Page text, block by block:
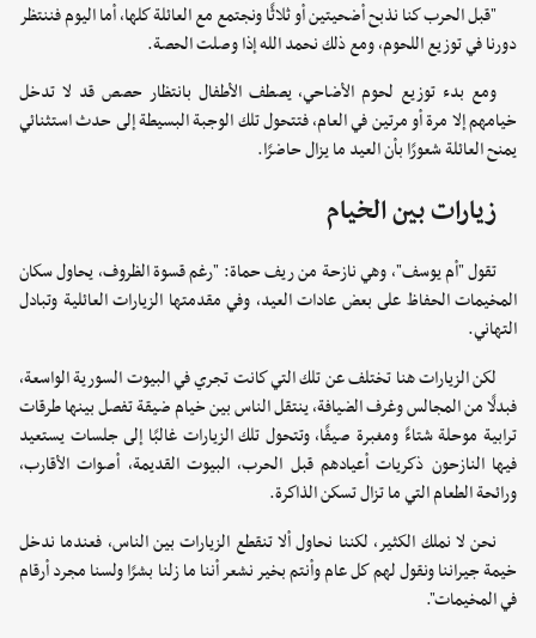
"قبل الحرب كنا نذبح أضحيتين أو ثلاثًا ونجتمع مع العائلة كلها، أما اليوم فننتظر
دورنا في توزيع اللحوم، ومع ذلك نحمد الله إذا وصلت الحصة.
ومع بدء توزيع لحوم الأضاحي، يصطف الأطفال بانتظار حصص قد لا تدخل
خيامهم إلا مرة أو مرتين في العام، فتتحول تلك الوجبة البسيطة إلى حدث استثنائي
يمنح العائلة شعورًا بأن العيد ما يزال حاضرًا.
زيارات بين الخيام
تقول "أم يوسف"، وهي نازحة من ريف حماة: "رغم قسوة الظروف، يحاول سكان
المخيمات الحفاظ على بعض عادات العيد، وفي مقدمتها الزيارات العائلية وتبادل
التهاني.
لكن الزيارات هنا تختلف عن تلك التي كانت تجري في البيوت السورية الواسعة،
فبدلًا من المجالس وغرف الضيافة، ينتقل الناس بين خيام ضيقة تفصل بينها طرقات
ترابية موحلة شتاءً ومغبرة صيفًا، وتتحول تلك الزيارات غالبًا إلى جلسات يستعيد
فيها النازحون ذكريات أعيادهم قبل الحرب، البيوت القديمة، أصوات الأقارب،
ورائحة الطعام التي ما تزال تسكن الذاكرة.
نحن لا نملك الكثير، لكننا نحاول ألا تنقطع الزيارات بين الناس، فعندما ندخل
خيمة جيراننا ونقول لهم كل عام وأنتم بخير نشعر أننا ما زلنا بشرًا ولسنا مجرد أرقام
في المخيمات".